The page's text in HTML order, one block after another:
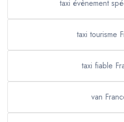
taxi évènement
taxi tourisme
taxi fiable
van